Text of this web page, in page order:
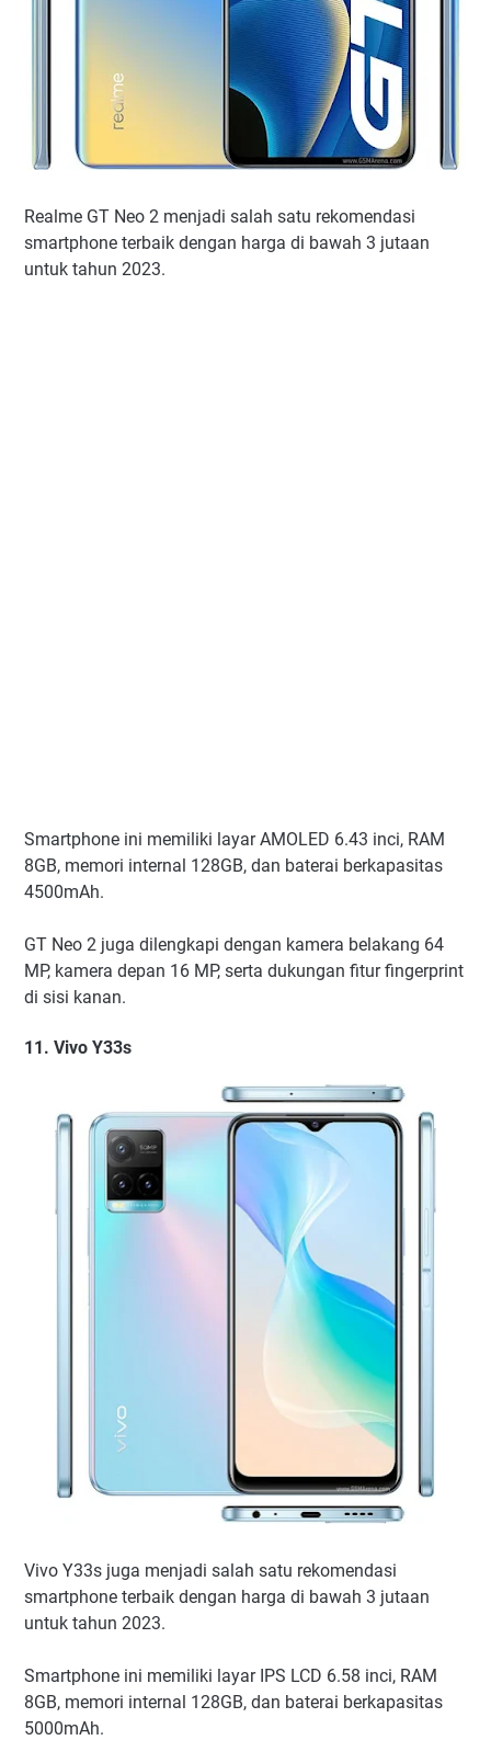
Realme GT Neo 2 menjadi salah satu rekomendasi
smartphone terbaik dengan harga di bawah 3 jutaan
untuk tahun 2023.
Smartphone ini memiliki layar AMOLED 6.43 inci, RAM
8GB, memori internal 128GB, dan baterai berkapasitas
4500mAh.
GT Neo 2 juga dilengkapi dengan kamera belakang 64
MP, kamera depan 16 MP, serta dukungan fitur fingerprint
di sisi kanan.
11. Vivo Y33s
Vivo Y33s juga menjadi salah satu rekomendasi
smartphone terbaik dengan harga di bawah 3 jutaan
untuk tahun 2023.
Smartphone ini memiliki layar IPS LCD 6.58 inci, RAM
8GB, memori internal 128GB, dan baterai berkapasitas
5000mAh.